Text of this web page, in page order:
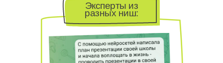
Эксперты из
разных ниш: